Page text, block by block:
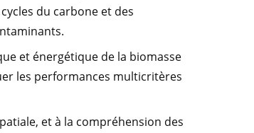
du carbone et des
et énergétique de la biomasse
les performances multicritères
et à la compréhension des